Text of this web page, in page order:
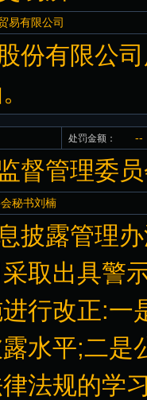
易有限公司
份有限公
处罚金额： --
督管理委
秘书刘楠
披露管理
取出具警
行改正:一
水平;二是
法规的学